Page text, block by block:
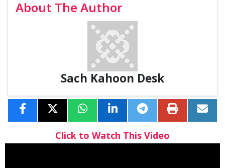
About The Author
Sach Kahoon Desk
Click to Watch This Video